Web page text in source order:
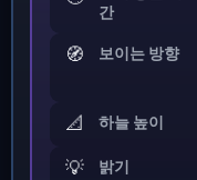
간
🧭 보이는 방향
📐 하늘 높이
💡 밝기